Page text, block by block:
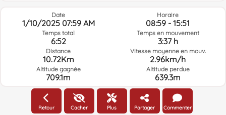
Date
1/10/2025 07:59 AM
Temps total
6:52
Distance
10.72Km
Altitude gagnée
709.1m
Horaire
08:59 - 15:51
Temps en mouvement
3:37 h
Vitesse moyenne en mouv.
2.96km/h
Altitude perdue
639.3m
Météo du jour de la route à l'heure sélectionnée
Retour Cacher Plus Partager Commenter